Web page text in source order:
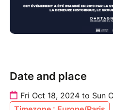
Date and place
Fri Oct 18, 2024 to Sun